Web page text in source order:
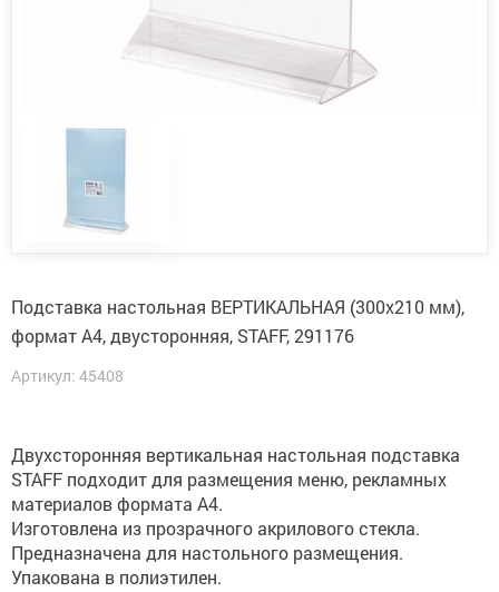
Подставка настольная ВЕРТИКАЛЬНАЯ (300х210 мм),
формат А4, двусторонняя, STAFF, 291176
Артикул: 45408
Двухсторонняя вертикальная настольная подставка
STAFF подходит для размещения меню, рекламных
материалов формата А4.
Изготовлена из прозрачного акрилового стекла.
Предназначена для настольного размещения.
Упакована в полиэтилен.